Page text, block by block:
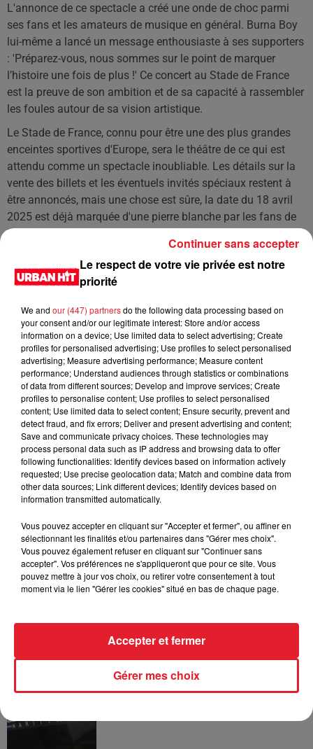
L'annonce de ce spectacle a créé une onde de choc parmi
ses fans et les amateurs de musique en général. Burna Boy
lui-même a lancé un message enthousiaste à ses supporters
: 'Préparez-vous, nous sommes sur le point de marquer
l’histoire une fois de plus !' Ce concert au Stade de France
est la preuve de son ambition et de sa capacité à rassembler
les foules autour de sa vision artistique.
Le Stade de France, connu pour être une des plus grandes
enceintes sportives d'Europe, sera le théâtre de ce qui est
attendu comme un spectacle inoubliable. Les détails sur la
vente des billets et les éventuels invités spéciaux restent à
être annoncés, mais une chose est sûre, la date du 18 avril
2025 est déjà marquée d'une pierre blanche par les fans de
l'artiste et les amateurs de grands événements musicaux.
LES DERNIÈRES NEWS Voir plus
d'un homme prétendant être son fils
Cassie met fin à une ex-escorte
masculine dans sa bataille...
Des vitres tombent de la tour
Montparnasse : des désaccords
entre...
Incendies en Gironde : encore
Bouches-du-Rhône : les ossements
de deux militaires disparus...
Le respect de votre vie privée est notre
priorité
We and our (447) partnersdo the following data processing based on
your consent and/or our legitimate interest: Store and/or access
information on a device; Use limited data to select advertising; Create
profiles for personalised advertising; Use profiles to select personalised
advertising; Measure advertising performance; Measure content
performance; Understand audiences through statistics or combinations
of data from different sources; Develop and improve services; Create
profiles to personalise content; Use profiles to select personalised
content; Use limited data to select content; Ensure security, prevent and
detect fraud, and fix errors; Deliver and present advertising and content;
Save and communicate privacy choices. These technologies may
process personal data such as IP address and browsing data to offer
following functionalities: Identify devices based on information actively
requested; Use precise geolocation data; Match and combine data from
other data sources; Link different devices; Identify devices based on
information transmitted automatically.
Vous pouvez accepter en cliquant sur "Accepter et fermer", ou affiner en
sélectionnant les finalités et/ou partenaires dans "Gérer mes choix".
Vous pouvez également refuser en cliquant sur "Continuer sans
accepter". Vos préférences ne s'appliqueront que pour ce site. Vous
pouvez mettre à jour vos choix, ou retirer votre consentement à tout
moment via le lien "Gérer les cookies" situé en bas de chaque page.
Gérer mes choix
Accepter et fermer
Continuer sans accepter